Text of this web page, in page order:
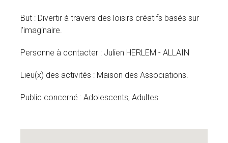
But : Divertir à travers des loisirs créatifs basés sur
l'imaginaire.
Personne à contacter : Julien HERLEM - ALLAIN
Lieu(x) des activités : Maison des Associations.
Public concerné : Adolescents, Adultes